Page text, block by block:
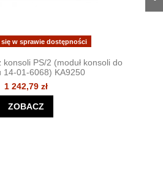
w sprawie dostępności
konsoli PS/2 (moduł konsoli do
14-01-6068) KA9250
1 242,79 zł
ZOBACZ